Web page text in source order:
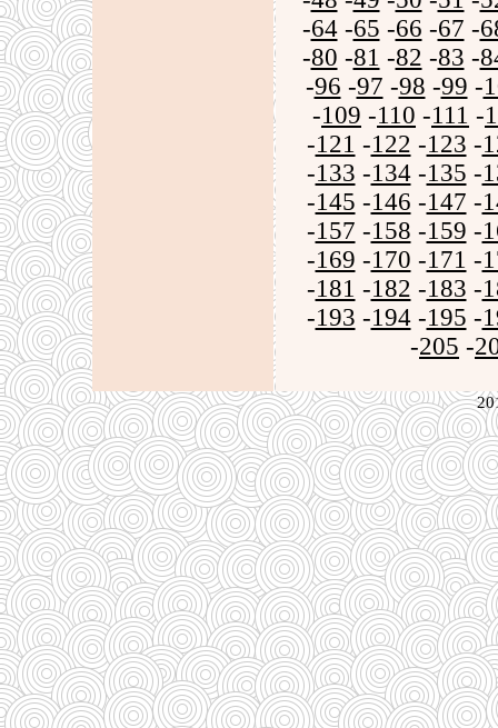
-64-65 -66 -67 -
-80 -81 -82 -83 -
-96 -97 -98 -99 -
-109 -110 -111 -
-121 -122 -123 -
-133 -134-135 -
-145 -146 -147 -
-157 -158 -159 -
-169 -170 -171 -
-181 -182 -183 -
-193 -194-195 -
-205 -